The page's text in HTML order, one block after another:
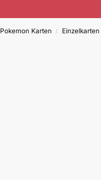
Pokemon Karten / Einzelkarten